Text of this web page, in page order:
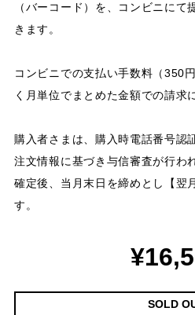
（バーコード）を、コンビニに
きます。
コンビニでの支払い手数料（350
く月単位でまとめた金額での請求
購入者さまは、購入時電話番号認
注文情報に基づき与信審査が行わ
確定後、当月末日を締めとし【翌
す。
SOLD